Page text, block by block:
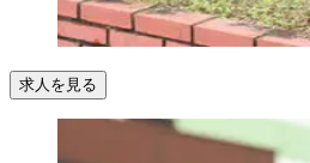
求人を見る